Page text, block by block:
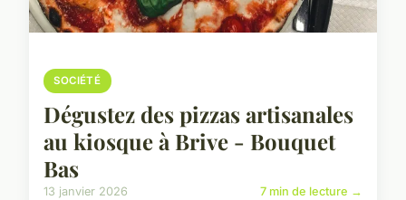
SOCIÉTÉ
Dégustez des pizzas artisanales
au kiosque à Brive - Bouquet
Bas
13 janvier 2026 7 min de lecture →